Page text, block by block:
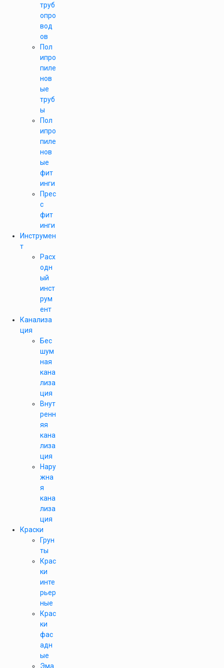
труб
опро
вод
ов
Пол
ипро
пиле
нов
ые
труб
ы
Пол
ипро
пиле
нов
ые
фит
инги
Прес
с
фит
инги
Инструмен
т
Расх
одн
ый
инст
рум
ент
Канализа
ция
Бес
шум
ная
кана
лиза
ция
Внут
ренн
яя
кана
лиза
ция
Нару
жна
я
кана
лиза
ция
Краски
Грун
ты
Крас
ки
инте
рьер
ные
Крас
ки
фас
адн
ые
Эма